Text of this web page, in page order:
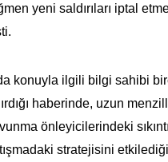
yeni saldırıları iptal
konuyla ilgili bilgi sahibi
haberinde, uzun
önleyicilerindeki
stratejisini